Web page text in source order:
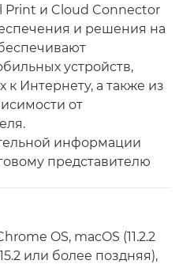
Print и Cloud Connector
и решения на
устройств,
Интернету, а также из
от
информации
представителю
OS, macOS (11.2.2
или более поздняя),